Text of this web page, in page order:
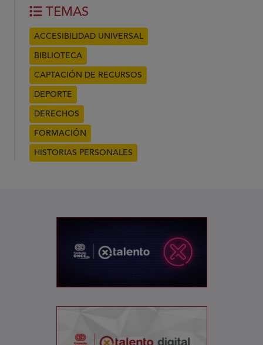
TEMAS
ACCESIBILIDAD UNIVERSAL
BIBLIOTECA
CAPTACIÓN DE RECURSOS
DEPORTE
DERECHOS
FORMACIÓN
HISTORIAS PERSONALES